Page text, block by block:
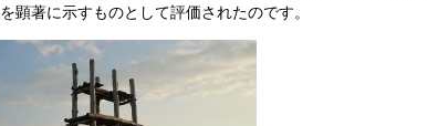
顕著に示すものとして評価されたのです。